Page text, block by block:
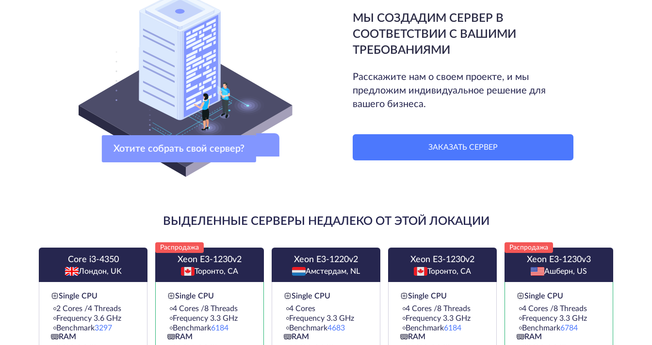
Хотите собрать свой сервер?
МЫ СОЗДАДИМ СЕРВЕР В
СООТВЕТСТВИИ С ВАШИМИ
ТРЕБОВАНИЯМИ
Расскажите нам о своем проекте, и мы
предложим индивидуальное решение для
вашего бизнеса.
ЗАКАЗАТЬ СЕРВЕР
ВЫДЕЛЕННЫЕ СЕРВЕРЫ НЕДАЛЕКО ОТ ЭТОЙ ЛОКАЦИИ
Core i3-4350
Лондон, UK
Single CPU
2 Cores /4 Threads
Frequency 3.6 GHz
Benchmark3297
RAM
Распродажа
Xeon E3-1230v2
Торонто, CA
Single CPU
4 Cores /8 Threads
Frequency 3.3 GHz
Benchmark6184
RAM
Xeon E3-1220v2
Амстердам, NL
Single CPU
4 Cores
Frequency 3.3 GHz
Benchmark4683
RAM
Xeon E3-1230v2
Торонто, CA
Single CPU
4 Cores /8 Threads
Frequency 3.3 GHz
Benchmark6184
RAM
Распродажа
Xeon E3-1230v3
Ашберн, US
Single CPU
4 Cores /8 Threads
Frequency 3.3 GHz
Benchmark6784
RAM